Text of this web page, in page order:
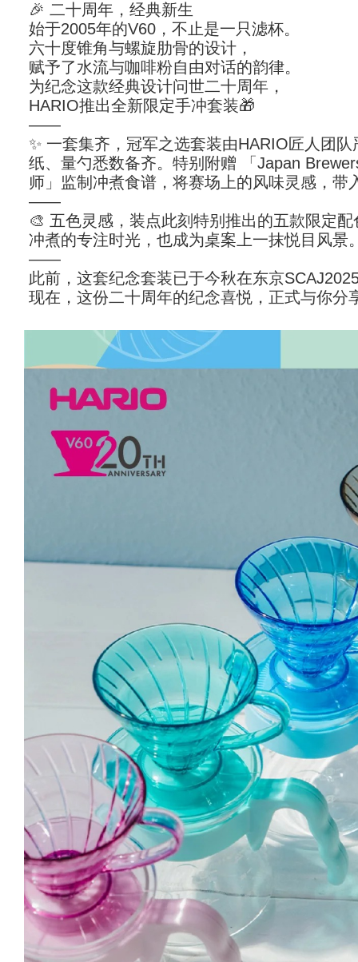
🎉 二十周年，经典新生
始于2005年的V60，不止是一只滤杯。
六十度锥角与螺旋肋骨的设计，
赋予了水流与咖啡粉自由对话的韵律。
为纪念这款经典设计问世二十周年，
HARIO推出全新限定手冲套装🎁
——
✨ 一套集齐，冠军之选套装由HARIO匠人团
纸、量勺悉数备齐。特别附赠 「Japan
师」监制冲煮食谱，将赛场上的风味灵感，带
——
🎨 五色灵感，装点此刻特别推出的五款限定
冲煮的专注时光，也成为桌案上一抹悦目风景
——
此前，这套纪念套装已于今秋在东京
现在，这份二十周年的纪念喜悦，正式与你分